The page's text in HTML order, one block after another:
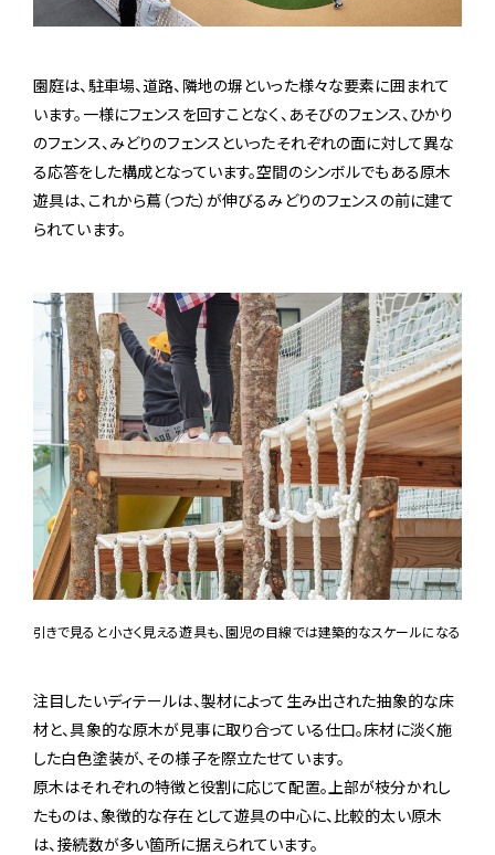
園庭は、駐車場、道路、隣地の塀といった様々な要素に囲まれて
います。一様にフェンスを回すことなく、あそびのフェンス、ひかり
のフェンス、みどりのフェンスといったそれぞれの面に対して異な
る応答をした構成となっています。空間のシンボルでもある原木
遊具は、これから蔦（つた）が伸びるみどりのフェンスの前に建て
られています。
引きで見ると小さく見える遊具も、園児の目線では建築的なスケールになる
注目したいディテールは、製材によって生み出された抽象的な床
材と、具象的な原木が見事に取り合っている仕口。床材に淡く施
した白色塗装が、その様子を際立たせています。
原木はそれぞれの特徴と役割に応じて配置。上部が枝分かれし
たものは、象徴的な存在として遊具の中心に、比較的太い原木
は、接続数が多い箇所に据えられています。